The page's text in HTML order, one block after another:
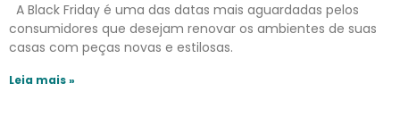
A Black Friday é uma das datas mais aguardadas pelos
consumidores que desejam renovar os ambientes de suas
casas com peças novas e estilosas.
Leia mais »